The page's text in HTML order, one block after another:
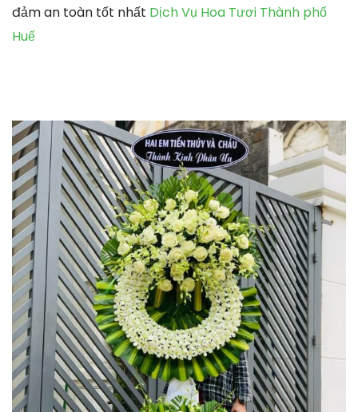
đảm an toàn tốt nhất Dịch Vụ Hoa Tươi Thành phố
Huế